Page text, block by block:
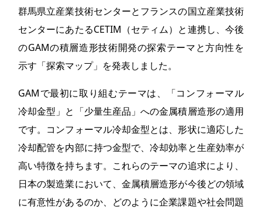
群馬県立産業技術センターとフランスの国立産業技術
センターにあたるCETIM（セティム）と連携し、今後
のGAMの積層造形技術開発の探索テーマと方向性を
示す「探索マップ」を発表しました。
GAMで最初に取り組むテーマは、「コンフォーマル
冷却金型」と「少量生産品」への金属積層造形の適用
です。コンフォーマル冷却金型とは、形状に適応した
冷却配管を内部に持つ金型で、冷却効率と生産効率が
高い特徴を持ちます。これらのテーマの追求により、
日本の製造業において、金属積層造形が今後どの領域
に有意性があるのか、どのように企業課題や社会問題